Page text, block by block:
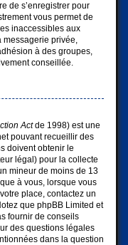
de s’enregistrer pour
vous permet de
inaccessibles aux
messagerie privée,
à des groupes,
conseillée.
Actde 1998) est une
pouvant recueillir des
doivent obtenir le
légal) pour la collecte
mineur de moins de 13
à vous, lorsque vous
place, contactez un
que phpBB Limited et
fournir de conseils
des questions légales
dans la question